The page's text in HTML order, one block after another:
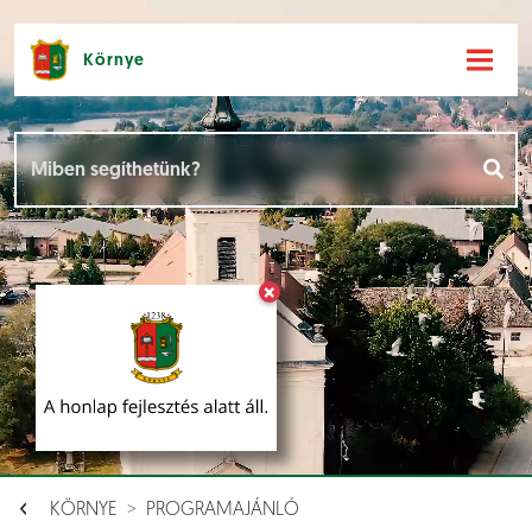
×
Környe
KÖRNYE PROGRAMAJÁNLÓ
Hírek [
Események []
Dokumentumok []
Aloldalak [ ]